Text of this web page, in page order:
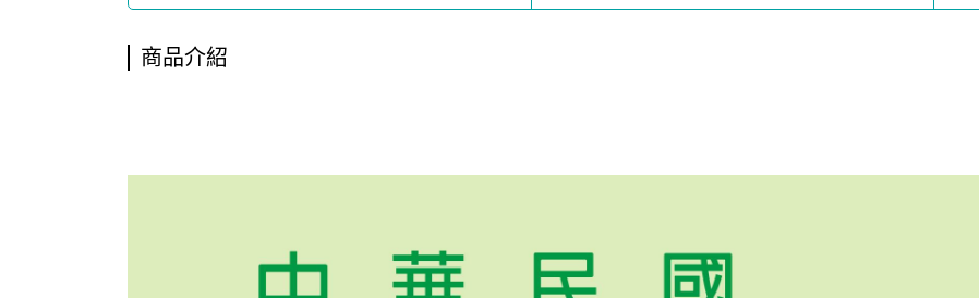
商品介紹